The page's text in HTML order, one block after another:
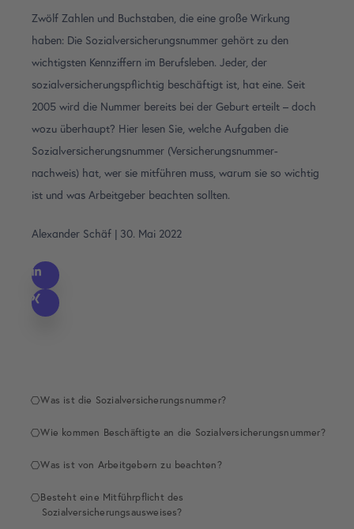
Zwölf Zahlen und Buchstaben, die eine große Wirkung
haben: Die Sozialversicherungsnummer gehört zu den
wichtigsten Kennziffern im Berufsleben. Jeder, der
sozialversicherungspflichtig beschäftigt ist, hat eine. Seit
2005 wird die Nummer bereits bei der Geburt erteilt – doch
wozu überhaupt? Hier lesen Sie, welche Aufgaben die
Sozialversicherungsnummer (Versicherungsnummer­
nachweis) hat, wer sie mitführen muss, warum sie so wichtig
ist und was Arbeitgeber beachten sollten.
Alexander Schäf | 30. Mai 2022
Was ist die Sozialversicherungsnummer?
Wie kommen Beschäftigte an die Sozialversicherungsnummer?
Was ist von Arbeitgebern zu beachten?
Besteht eine Mitführpflicht des
Sozialversicherungsausweises?